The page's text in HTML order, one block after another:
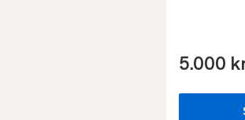
5.000